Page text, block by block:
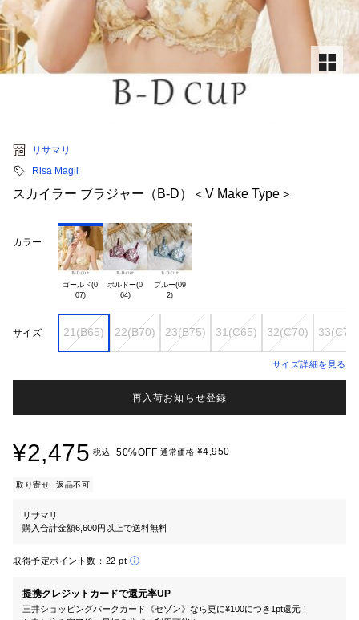
リサマリ
Risa Magli
スカイラー ブラジャー（B-D）＜V Make Type＞
カラー
ゴールド(0
07)
ボルドー(0
64)
ブルー(09
サイズ 21(B65) 22(B70) 23(B75) 31(C65) 32(C70) 33(C75)
サイズ詳細を見る
再入荷お知らせ登録
¥2,475 税込 50%OFF 通常価格¥4,950
取り寄せ 返品不可
リサマリ
購入合計金額6,600円以上で送料無料
取得予定ポイント数： 22 pt
提携クレジットカードで還元率UP
三井ショッピングパークカード《セゾン》なら更に¥100につき1pt還元！